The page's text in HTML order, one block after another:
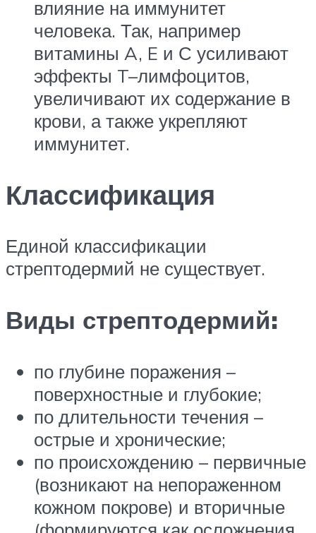
влияние на иммунитет
человека. Так, например
витамины A, E и С усиливают
эффекты T–лимфоцитов,
увеличивают их содержание в
крови, а также укрепляют
иммунитет.
Классификация
Единой классификации
стрептодермий не существует.
Виды стрептодермий:
по глубине поражения –
поверхностные и глубокие;
по длительности течения –
острые и хронические;
по происхождению – первичные
(возникают на непораженном
кожном покрове) и вторичные